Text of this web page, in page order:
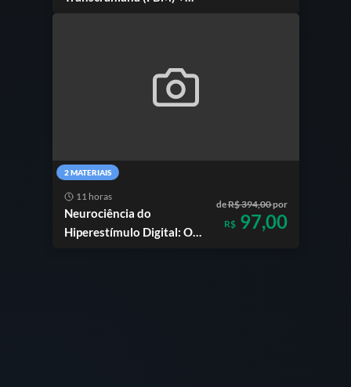
Bônus: Estimulação
2 MATERIAIS
11 horas
Neurociência do
Hiperestímulo Digital: O
deR$ 394,00por
R$97,00